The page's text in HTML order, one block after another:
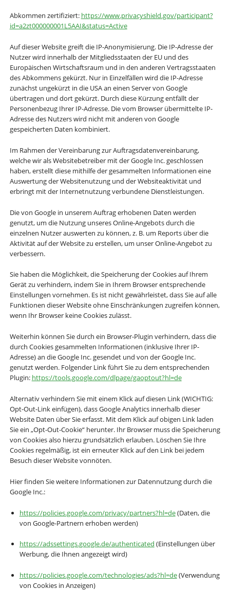
Abkommen zertifiziert: https://www.privacyshield.gov/participant?
id=a2zt000000001L5AAI&status=Active
Auf dieser Website greift die IP-Anonymisierung. Die IP-Adresse der
Nutzer wird innerhalb der Mitgliedsstaaten der EU und des
Europäischen Wirtschaftsraum und in den anderen Vertragsstaaten
des Abkommens gekürzt. Nur in Einzelfällen wird die IP-Adresse
zunächst ungekürzt in die USA an einen Server von Google
übertragen und dort gekürzt. Durch diese Kürzung entfällt der
Personenbezug Ihrer IP-Adresse. Die vom Browser übermittelte IP-
Adresse des Nutzers wird nicht mit anderen von Google
gespeicherten Daten kombiniert.
Im Rahmen der Vereinbarung zur Auftragsdatenvereinbarung,
welche wir als Websitebetreiber mit der Google Inc. geschlossen
haben, erstellt diese mithilfe der gesammelten Informationen eine
Auswertung der Websitenutzung und der Websiteaktivität und
erbringt mit der Internetnutzung verbundene Dienstleistungen.
Die von Google in unserem Auftrag erhobenen Daten werden
genutzt, um die Nutzung unseres Online-Angebots durch die
einzelnen Nutzer auswerten zu können, z. B. um Reports über die
Aktivität auf der Website zu erstellen, um unser Online-Angebot zu
verbessern.
Sie haben die Möglichkeit, die Speicherung der Cookies auf Ihrem
Gerät zu verhindern, indem Sie in Ihrem Browser entsprechende
Einstellungen vornehmen. Es ist nicht gewährleistet, dass Sie auf alle
Funktionen dieser Website ohne Einschränkungen zugreifen können,
wenn Ihr Browser keine Cookies zulässt.
Weiterhin können Sie durch ein Browser-Plugin verhindern, dass die
durch Cookies gesammelten Informationen (inklusive Ihrer IP-
Adresse) an die Google Inc. gesendet und von der Google Inc.
genutzt werden. Folgender Link führt Sie zu dem entsprechenden
Plugin: https://tools.google.com/dlpage/gaoptout?hl=de
Alternativ verhindern Sie mit einem Klick auf diesen Link (WICHTIG:
Opt-Out-Link einfügen), dass Google Analytics innerhalb dieser
Website Daten über Sie erfasst. Mit dem Klick auf obigen Link laden
Sie ein „Opt-Out-Cookie“ herunter. Ihr Browser muss die Speicherung
von Cookies also hierzu grundsätzlich erlauben. Löschen Sie Ihre
Cookies regelmäßig, ist ein erneuter Klick auf den Link bei jedem
Besuch dieser Website vonnöten.
Hier finden Sie weitere Informationen zur Datennutzung durch die
Google Inc.:
https://policies.google.com/privacy/partners?hl=de(Daten, die
von Google-Partnern erhoben werden)
https://adssettings.google.de/authenticated (Einstellungen über
Werbung, die Ihnen angezeigt wird)
https://policies.google.com/technologies/ads?hl=de(Verwendung
von Cookies in Anzeigen)